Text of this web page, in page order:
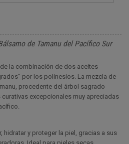
de Tamanu del Pacífico Sur
la combinación de dos aceites
por los polinesios. La mezcla de
procedente del árbol sagrado
excepcionales muy apreciadas
hidratar y proteger la piel, gracias a sus